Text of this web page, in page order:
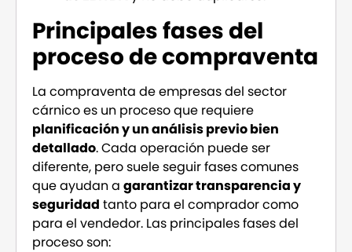
Principales fases del
proceso de compraventa
La compraventa de empresas del sector
cárnico es un proceso que requiere
planificación y un análisis previo bien
detallado. Cada operación puede ser
diferente, pero suele seguir fases comunes
que ayudan a garantizar transparencia y
seguridad tanto para el comprador como
para el vendedor. Las principales fases del
proceso son: